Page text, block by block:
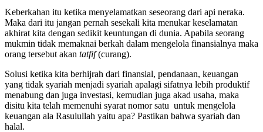
Keberkahan itu ketika menyelamatkan seseorang dari api neraka.
Maka dari itu jangan pernah sesekali kita menukar keselamatan
akhirat kita dengan sedikit keuntungan di dunia. Apabila seorang
mukmin tidak memaknai berkah dalam mengelola finansialnya maka
orang tersebut akan tatfif(curang).
Solusi ketika kita berhijrah dari finansial, pendanaan, keuangan
yang tidak syariah menjadi syariah apalagi sifatnya lebih produktif
menabung dan juga investasi, kemudian juga akad usaha, maka
disitu kita telah memenuhi syarat nomor satu untuk mengelola
keuangan ala Rasulullah yaitu apa? Pastikan bahwa syariah dan
halal.